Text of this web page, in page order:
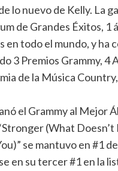
lo nuevo de Kelly. La
de Grandes Éxitos, 1
todo el mundo, y ha
3 Premios Grammy, 4
de la Música
el Grammy al Mejor
(What
se mantuvo en #1
su tercer #1 en la